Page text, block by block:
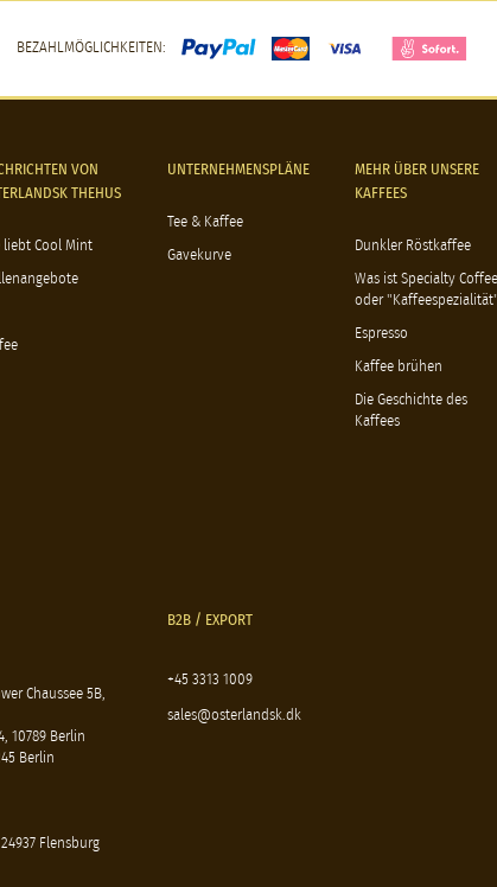
BEZAHLMÖGLICHKEITEN:
VON
THEHUS
liebt Cool Mint
UNTERNEHMENSPLÄNE
Tee & Kaffee
Gavekurve
MEHR ÜBER UNSERE
KAFFEES
Dunkler Röstkaffee
Was ist Specialty Coffee
oder "Kaffeespezialität"
Espresso
Kaffee brühen
Die Geschichte des
Kaffees
Chaussee 5B,
10789 Berlin
Berlin
Flensburg
B2B / EXPORT
+45 3313 1009
sales@osterlandsk.dk